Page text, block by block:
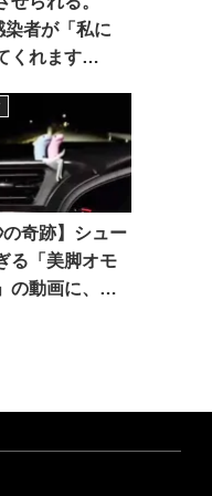
染者が「私に
くれます
の奇跡】シュー
る「美脚オモ
の動画に、爆